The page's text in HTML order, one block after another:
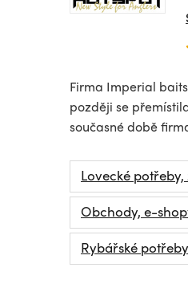
Firma Imperial
později se
současné době
Lovecké
Obchody, e-
Rybářské potřeby